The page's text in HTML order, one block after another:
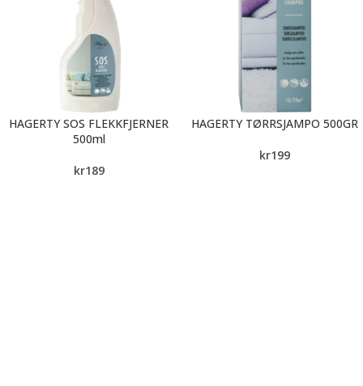
HAGERTY SOS FLEKKFJERNER
500ml
kr189
HAGERTY TØRRSJAMPO 500GR
kr199